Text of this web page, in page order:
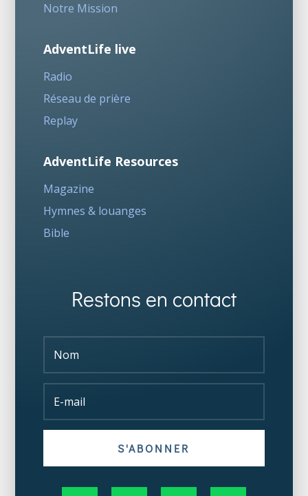
Notre Mission
AdventLife live
Radio
Réseau de prière
Replay
AdventLife Resources
Magazine
Hymnes & louanges
Bible
Restons en contact
S'ABONNER